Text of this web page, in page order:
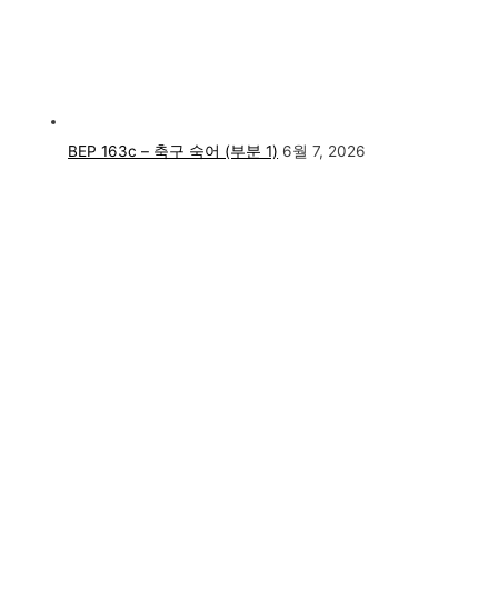
BEP 163c – 축구 숙어 (부분 1) 6월 7, 2026